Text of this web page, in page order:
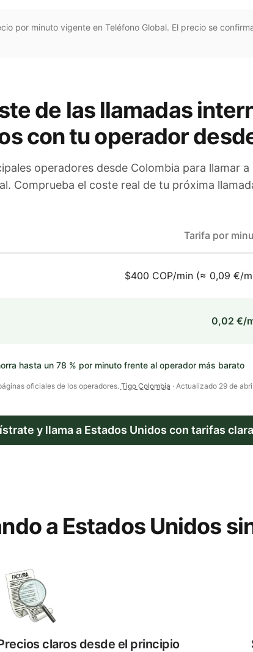
por minuto vigente en Teléfono Global. El precio se
de las llamadas
con tu operador
operadores desde Colombia para llamar a
Comprueba el coste real de tu próxima
Tarifa por
$400 COP/min (≈ 0,09 €/
0,02 €/
hasta un 78 % por minuto frente al operador más barato
oficiales de los operadores. Tigo Colombia · Actualizado 29 de
y llama a Estados Unidos con tarifas
a Estados Unidos
claros desde el principio